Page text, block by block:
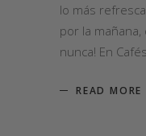
lo más
por la mañana,
nunca! En Cafés
READ MORE